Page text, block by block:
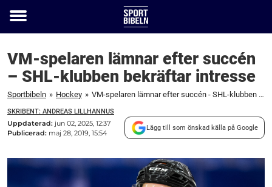
Toggle
VM-spelaren lämnar efter succén
– SHL-klubben bekräftar intresse
Sportbibeln » Hockey » VM-spelaren lämnar efter succén - SHL-klubben bekräftar intresse
SKRIBENT: ANDREAS LILLHANNUS
Uppdaterad: jun 02, 2025, 12:37
Publicerad: maj 28, 2019, 15:54
Lägg till som önskad källa på Google